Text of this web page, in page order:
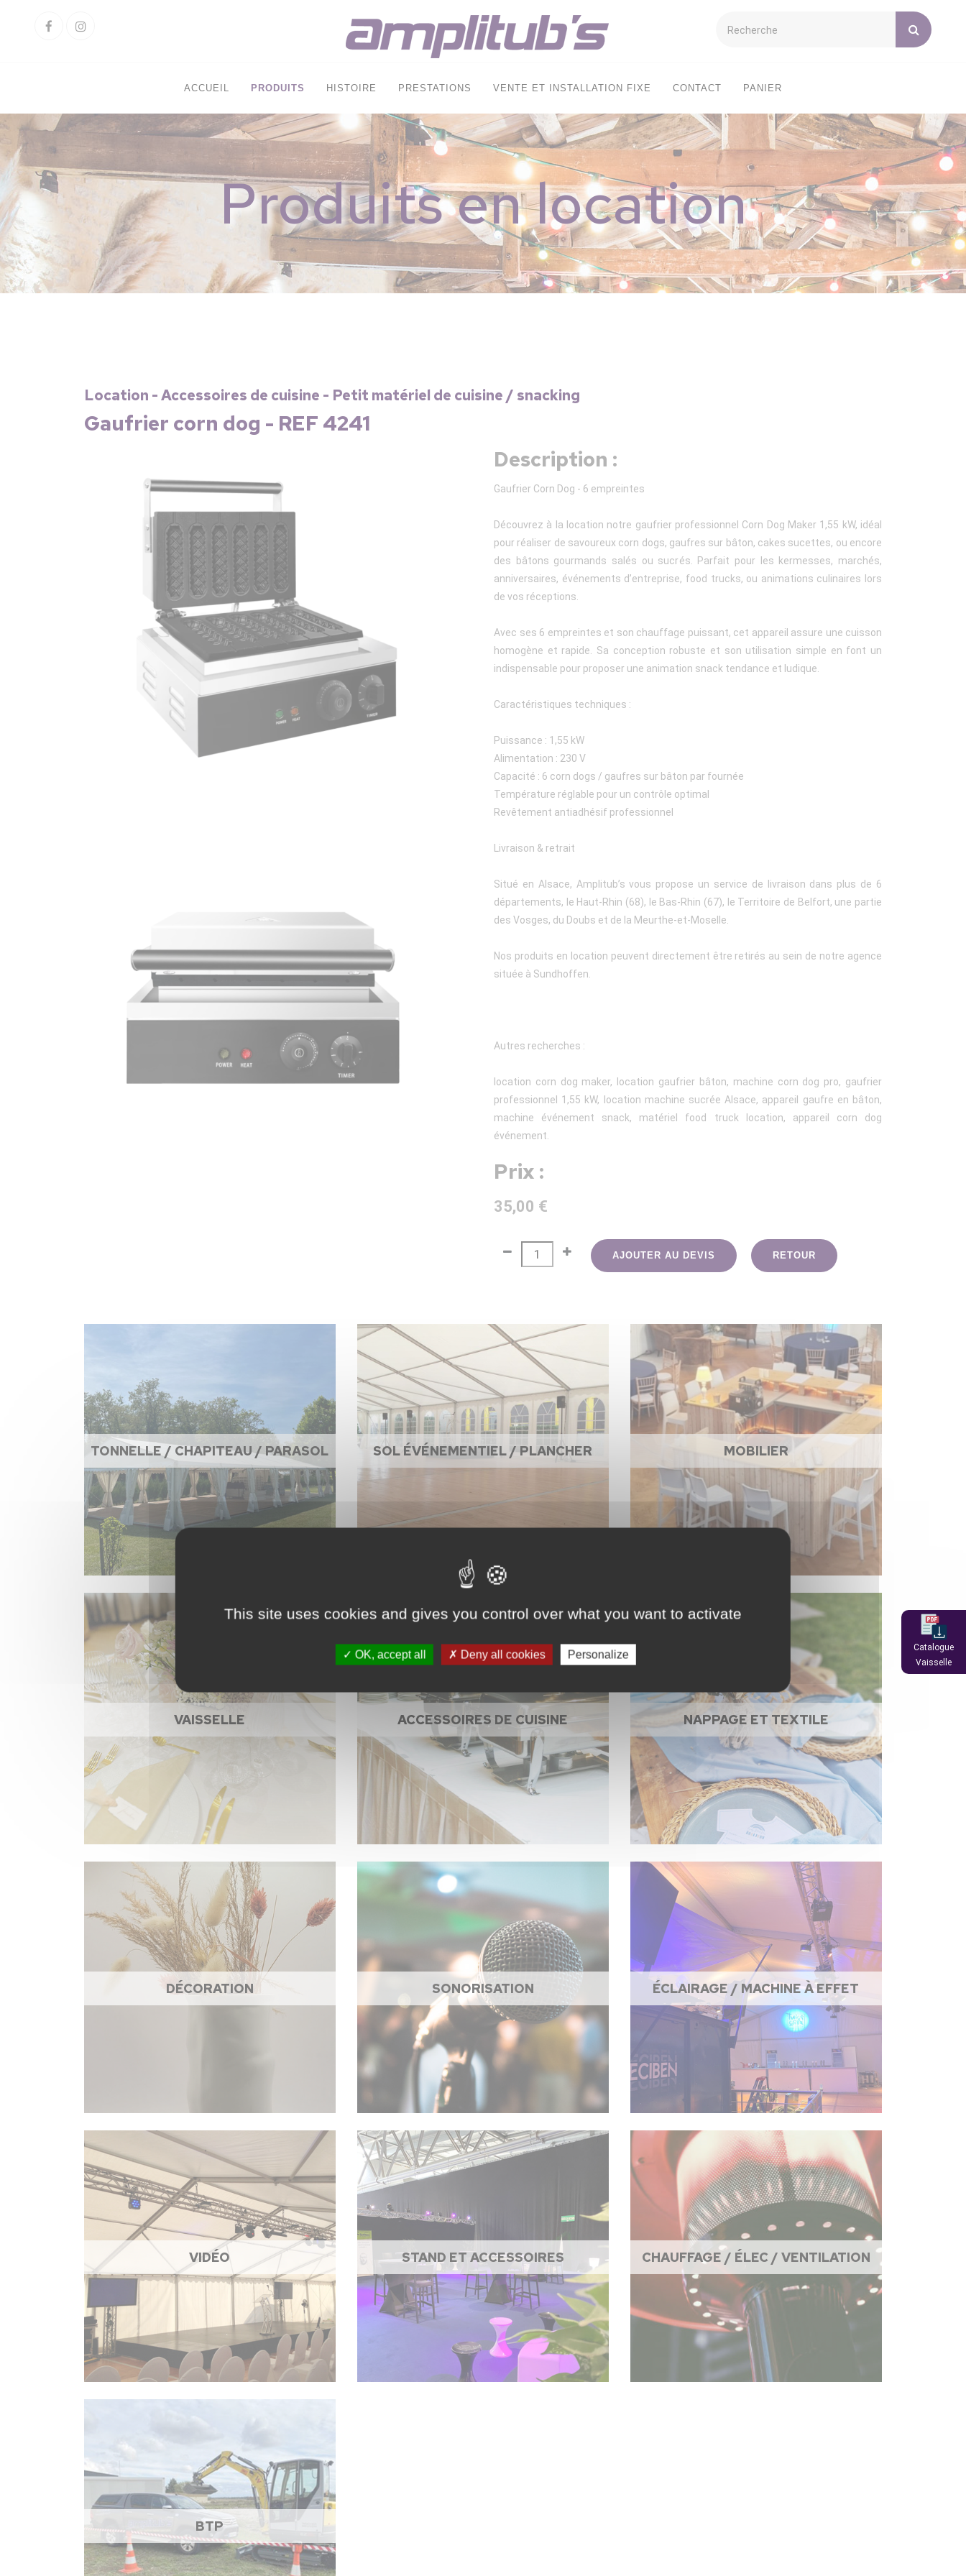
FacebookInstagram
ACCUEIL PRODUITS HISTOIRE PRESTATIONS VENTE ET INSTALLATION FIXE CONTACT PANIER
Produits en location
Location - Accessoires de cuisine - Petit matériel de cuisine / snacking
Gaufrier corn dog - REF 4241
Description :
Gaufrier Corn Dog - 6 empreintes
Découvrez à la location notre gaufrier professionnel Corn Dog Maker 1,55 kW, idéal
pour réaliser de savoureux corn dogs, gaufres sur bâton, cakes sucettes, ou encore
des bâtons gourmands salés ou sucrés. Parfait pour les kermesses, marchés,
anniversaires, événements d’entreprise, food trucks, ou animations culinaires lors
de vos réceptions.
Avec ses 6 empreintes et son chauffage puissant, cet appareil assure une cuisson
homogène et rapide. Sa conception robuste et son utilisation simple en font un
indispensable pour proposer une animation snack tendance et ludique.
Caractéristiques techniques :
Puissance : 1,55 kW
Alimentation : 230 V
Capacité : 6 corn dogs / gaufres sur bâton par fournée
Température réglable pour un contrôle optimal
Revêtement antiadhésif professionnel
Livraison & retrait
Situé en Alsace, Amplitub’s vous propose un service de livraison dans plus de 6
départements, le Haut-Rhin (68), le Bas-Rhin (67), le Territoire de Belfort, une partie
des Vosges, du Doubs et de la Meurthe-et-Moselle.
Nos produits en location peuvent directement être retirés au sein de notre agence
située à Sundhoffen.
Autres recherches :
location corn dog maker, location gaufrier bâton, machine corn dog pro, gaufrier
professionnel 1,55 kW, location machine sucrée Alsace, appareil gaufre en bâton,
machine événement snack, matériel food truck location, appareil corn dog
événement.
Prix :
35,00 €
AJOUTER AU DEVIS RETOUR
TONNELLE / CHAPITEAU / PARASOL SOL ÉVÉNEMENTIEL / PLANCHER MOBILIER
VAISSELLE ACCESSOIRES DE CUISINE NAPPAGE ET TEXTILE
DÉCORATION SONORISATION ÉCLAIRAGE / MACHINE À EFFET
VIDÉO STAND ET ACCESSOIRES CHAUFFAGE / ÉLEC / VENTILATION
BTP
Catalogue
Vaisselle
This site uses cookies and gives you control over what you want to activate
OK, accept all Deny all cookies Personalize